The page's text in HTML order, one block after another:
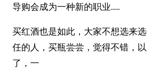
导购会成为一种新的职业……
买红酒也是如此，大家不想选来
任的人，买瓶尝尝，觉得不错，
了，一